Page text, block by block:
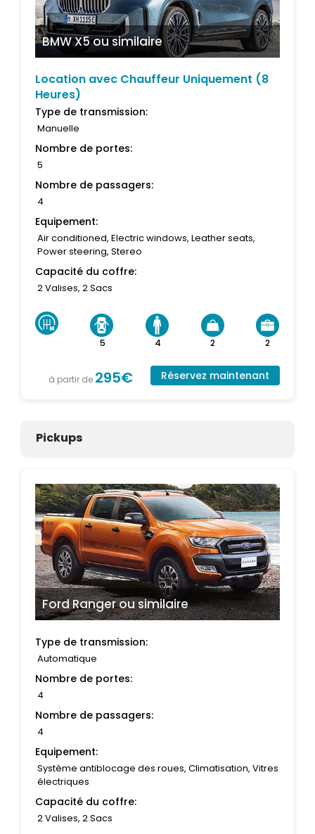
BMW X5ou similaire
Location avec Chauffeur Uniquement (8
Heures)
Type de transmission:
Manuelle
Nombre de portes:
5
Nombre de passagers:
4
Equipement:
Air conditioned, Electric windows, Leather seats,
Power steering, Stereo
Capacité du coffre:
2 Valises, 2 Sacs
5 4 2 2
à partir de 295€ Réservez maintenant
Pickups
Ford Rangerou similaire
Type de transmission:
Automatique
Nombre de portes:
4
Nombre de passagers:
4
Equipement:
Système antiblocage des roues, Climatisation, Vitres
électriques
Capacité du coffre:
2 Valises, 2 Sacs